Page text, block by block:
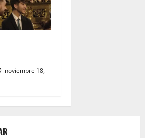
noviembre 18,